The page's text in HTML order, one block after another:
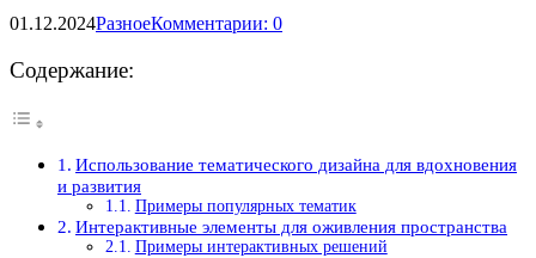
01.12.2024РазноеКомментарии: 0
Содержание:
Использование тематического дизайна для вдохновения
и развития
Примеры популярных тематик
Интерактивные элементы для оживления пространства
Примеры интерактивных решений